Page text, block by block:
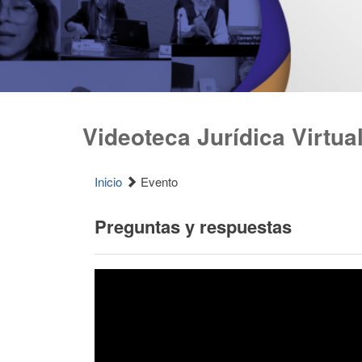
Videoteca Jurídica
Inicio Evento
Preguntas y respuestas